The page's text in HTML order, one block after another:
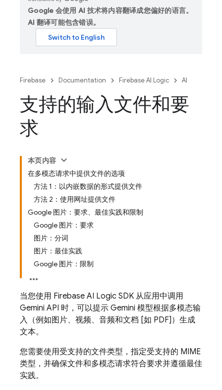
Google 会使用 AI 技术将内容翻译成您偏好的语言。
AI 翻译可能包含错误。
Firebase Documentation Firebase AI Logic AI
支持的输入文件和要
求
本页内容
在多模态请求中提供文件的选项
方法 1：以内嵌数据的形式提供文件
方法 2：使用网址提供文件
Google 图片：要求、最佳实践和限制
Google 图片：要求
图片：分词
图片：最佳实践
Google 图片：限制
当您使用 Firebase AI Logic SDK 从应用中调用
Gemini API 时，可以提示 Gemini 模型根据多模态输
入（例如图片、视频、音频和文档 [如 PDF]）生成
文本。
您需要使用受支持的文件类型，指定受支持的 MIME
类型，并确保文件和多模态请求符合要求并遵循最佳
实践。